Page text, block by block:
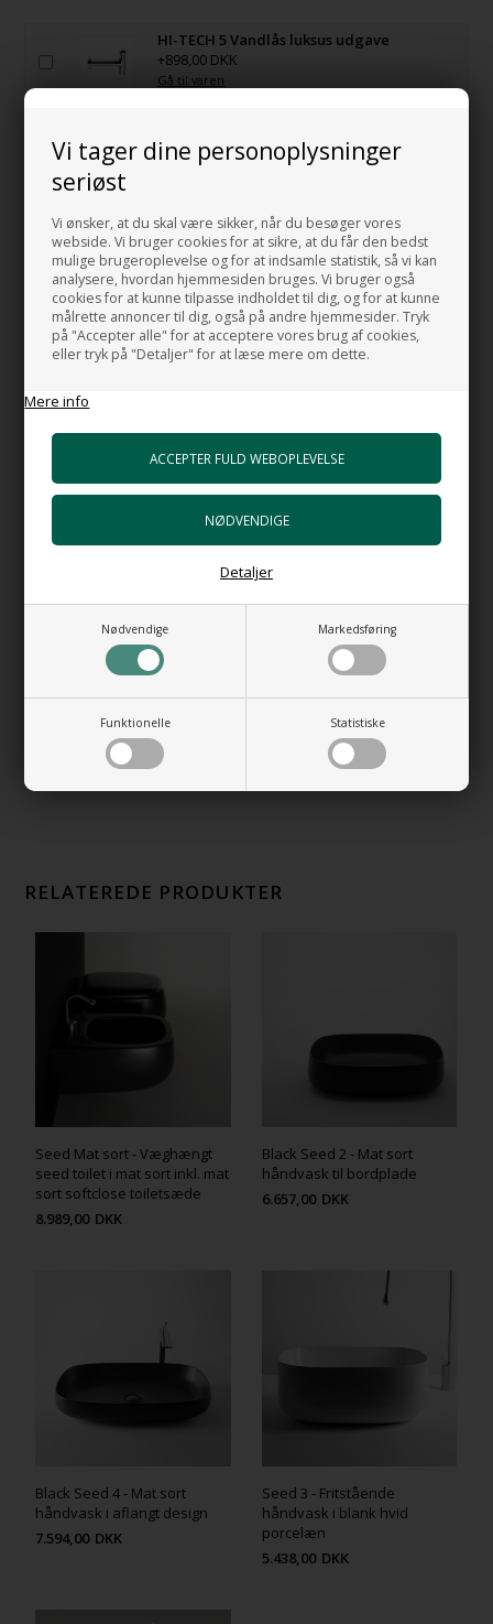
Vi tager dine personoplysninger
seriøst
Vi ønsker, at du skal være sikker, når du besøger vores
webside. Vi bruger cookies for at sikre, at du får den bedst
mulige brugeroplevelse og for at indsamle statistik, så vi kan
analysere, hvordan hjemmesiden bruges. Vi bruger også
cookies for at kunne tilpasse indholdet til dig, og for at kunne
målrette annoncer til dig, også på andre hjemmesider. Tryk
på "Accepter alle" for at acceptere vores brug af cookies,
eller tryk på "Detaljer" for at læse mere om dette.
Mere info
Nødvendige Markedsføring
Funktionelle Statistiske
Detaljer
HI-TECH 5 Vandlås luksus udgave
+898,00 DKK
Gå til varen
+863,00 DKK
Gå til varen
Bundventil Push VA i sort porcelæn
+1.038,00 DKK
Gå til varen
Håndvaskarmatur - iSpa no 3
+5.833,00 DKK
Gå til varen
Gå til varen
+7.584,00 DKK
Gå til varen
+489,00 DKK
Gå til varen
Top 63 mm
+399,00 DKK
Gå til varen
RELATEREDE PRODUKTER
Seed Mat sort - Væghængt
seed toilet i mat sort inkl. mat
sort softclose toiletsæde
8.989,00 DKK
Black Seed 2 - Mat sort
håndvask til bordplade
6.657,00 DKK
Black Seed 4 - Mat sort
håndvask i aflangt design
7.594,00 DKK
Seed 3 - Fritstående
håndvask i blank hvid
porcelæn
5.438,00 DKK